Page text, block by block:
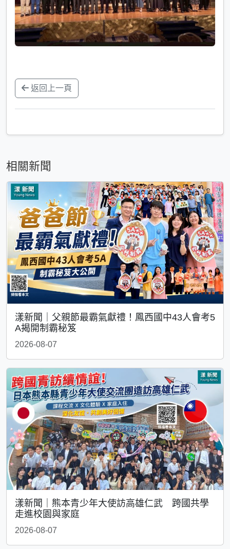
返回上一頁
相關新聞
漾新聞｜父親節最霸氣獻禮！鳳西國中43人會考5
A揭開制霸秘笈
2026-08-07
漾新聞｜熊本青少年大使訪高雄仁武 跨國共學
走進校園與家庭
2026-08-07